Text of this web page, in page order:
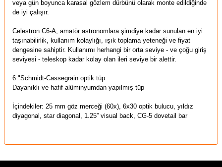
veya gün boyunca karasal gözlem dürbünü olarak monte edildiğinde
de iyi çalışır.
Celestron C6-A, amatör astronomlara şimdiye kadar sunulan en iyi
taşınabilirlik, kullanım kolaylığı, ışık toplama yeteneği ve fiyat
dengesine sahiptir. Kullanımı herhangi bir orta seviye - ve çoğu giriş
seviyesi - teleskop kadar kolay olan ileri seviye bir alettir.
6 "Schmidt-Cassegrain optik tüp
Dayanıklı ve hafif alüminyumdan yapılmış tüp
İçindekiler: 25 mm göz merceği (60x), 6x30 optik bulucu, yıldız
diyagonal, star diagonal, 1.25” visual back, CG-5 dovetail bar